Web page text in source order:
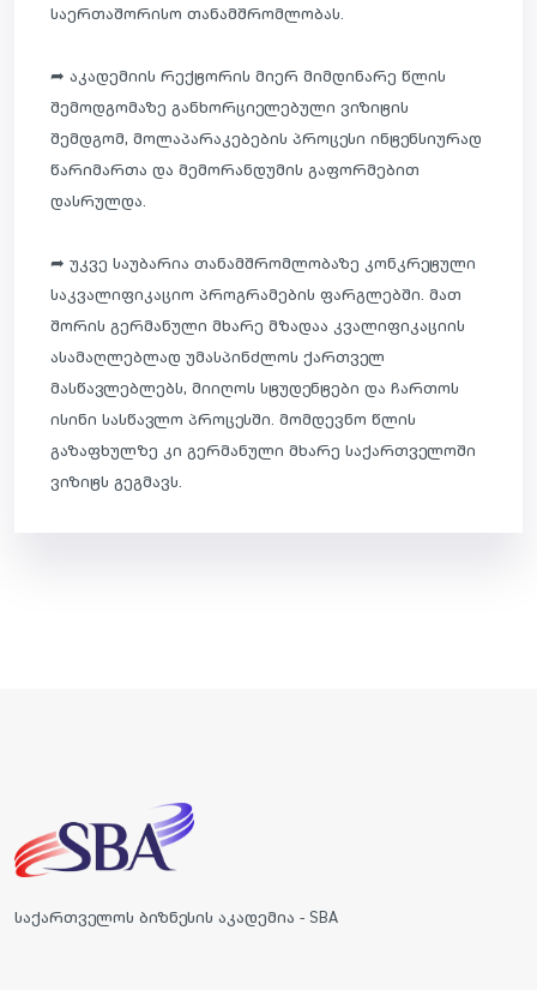
საერთაშორისო თანამშრომლობას.
➦ აკადემიის რექტორის მიერ მიმდინარე წლის
შემოდგომაზე განხორციელებული ვიზიტის
შემდგომ, მოლაპარაკებების პროცესი ინტენსიურად
წარიმართა და მემორანდუმის გაფორმებით
დასრულდა.
➦ უკვე საუბარია თანამშრომლობაზე კონკრეტული
საკვალიფიკაციო პროგრამების ფარგლებში. მათ
შორის გერმანული მხარე მზადაა კვალიფიკაციის
ასამაღლებლად უმასპინძლოს ქართველ
მასწავლებლებს, მიიღოს სტუდენტები და ჩართოს
ისინი სასწავლო პროცესში. მომდევნო წლის
გაზაფხულზე კი გერმანული მხარე საქართველოში
ვიზიტს გეგმავს.
საქართველოს ბიზნესის აკადემია - SBA